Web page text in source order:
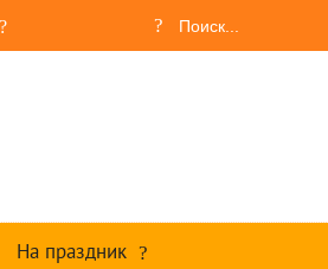
На праздник